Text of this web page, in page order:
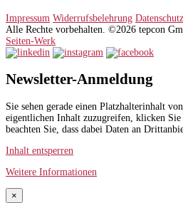
Impressum Widerrufsbelehrung
Alle Rechte vorbehalten. ©2026 tepcon
Seiten-Werk
Newsletter-Anmeldung
Sie sehen gerade einen Platzhalterinhalt von
eigentlichen Inhalt zuzugreifen, klicken
beachten Sie, dass dabei Daten an
Inhalt entsperren
Weitere Informationen
×